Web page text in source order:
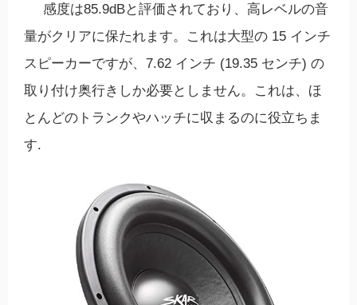
感度は85.9dBと評価されており、高レベルの音
量がクリアに保たれます。これは大型の 15 インチ
スピーカーですが、7.62 インチ (19.35 センチ) の
取り付け奥行きしか必要としません。これは、ほ
とんどのトランクやハッチに収まるのに役立ちま
す.